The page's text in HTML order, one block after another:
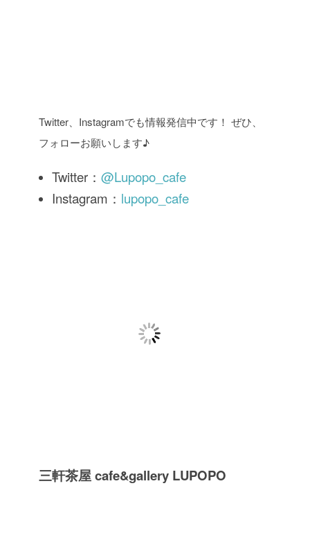
Twitter、Instagramでも情報発信中です！ ぜひ、
フォローお願いします♪
Twitter： @Lupopo_cafe
Instagram： lupopo_cafe
三軒茶屋 cafe&gallery LUPOPO